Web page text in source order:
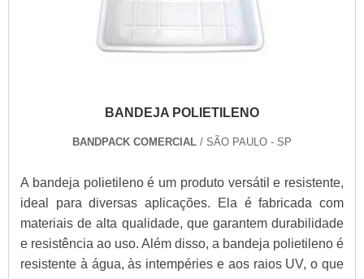
BANDEJA POLIETILENO
BANDPACK COMERCIAL / SÃO PAULO - SP
A bandeja polietileno é um produto versátil e resistente,
ideal para diversas aplicações. Ela é fabricada com
materiais de alta qualidade, que garantem durabilidade
e resistência ao uso. Além disso, a bandeja polietileno é
resistente à água, às intempéries e aos raios UV, o que